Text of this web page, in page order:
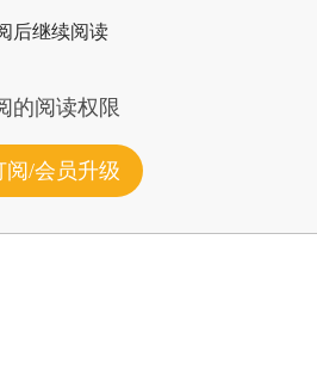
后继续阅读
的阅读权限
阅/会员升级